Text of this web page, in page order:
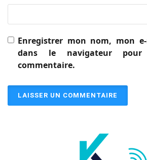
Enregistrer mon nom, mon
dans le navigateur pour
commentaire.